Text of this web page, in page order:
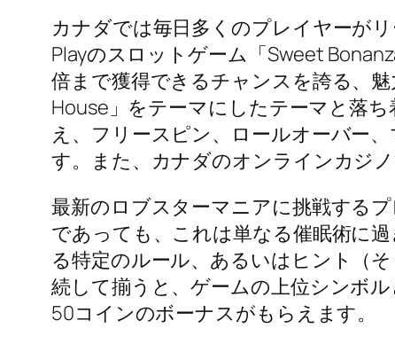
カナダでは毎日多くのプレイヤーが
Playのスロットゲーム「Sweet
倍まで獲得できるチャンスを誇る、
House」をテーマにしたテーマと落
え、フリースピン、ロールオーバー
す。また、カナダのオンラインカジ
最新のロブスターマニアに挑戦する
であっても、これは単なる催眠術に
る特定のルール、あるいはヒント（
続して揃うと、ゲームの上位シンボ
50コインのボーナスがもらえます。